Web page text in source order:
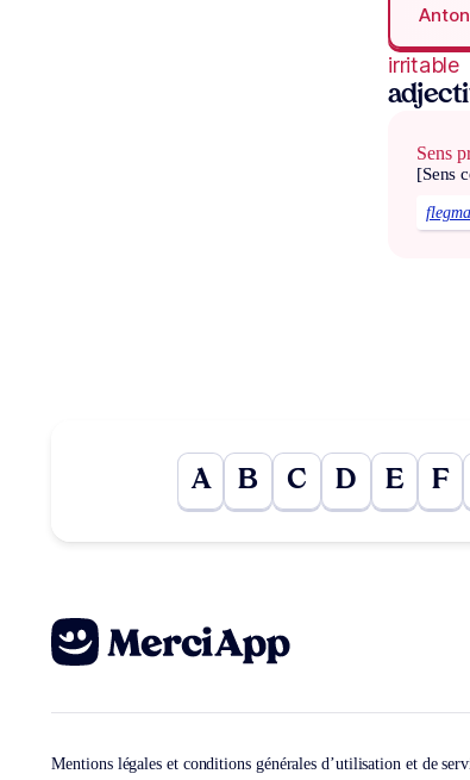
irritable
Sens
[Sens
A B C D E F
Mentions légales et conditions générales d’utilisation et de